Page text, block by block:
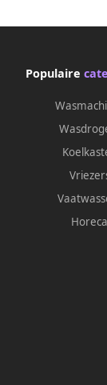
Populaire
Horeca